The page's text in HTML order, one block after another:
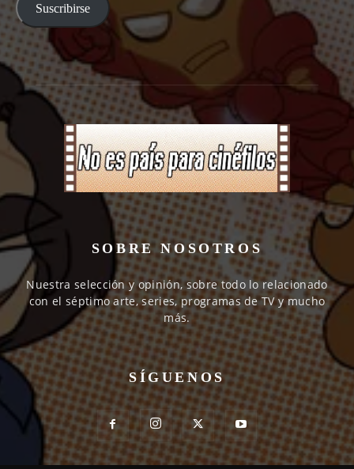
Suscribirse
SOBRE NOSOTROS
Nuestra selección y opinión, sobre todo lo relacionado
con el séptimo arte, series, programas de TV y mucho
más.
SÍGUENOS